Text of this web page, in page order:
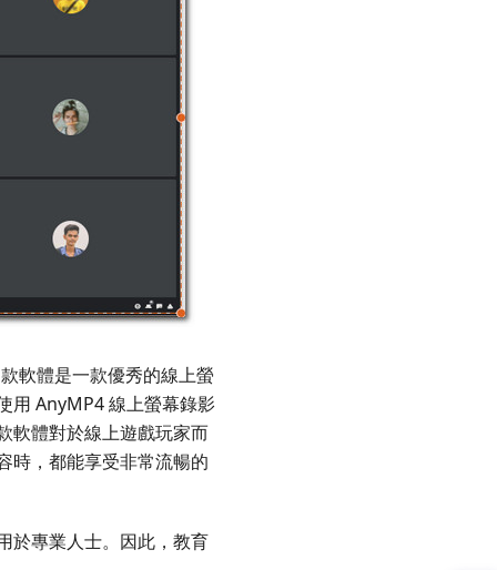
軟體是一款優秀的線上螢
用 AnyMP4 線上螢幕錄影
軟體對於線上遊戲玩家而
時，都能享受非常流暢的
於專業人士。因此，教育